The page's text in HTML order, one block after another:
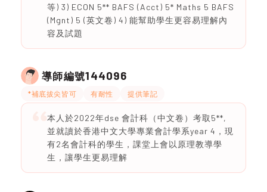
等) 3) ECON 5** BAFS (Acct) 5* Maths 5 BAFS
(Mgnt) 5 (英文卷) 4) 能幫助學生更容易理解內
容及試題
導師編號144096
*補底拔尖皆可 有耐性 提供筆記
本人於2022年dse 會計科（中文卷）考取5**,
並就讀於香港中文大學專業會計學系year 4，現
有2名會計科的學生，課堂上會以原理教導學
生，讓學生更易理解